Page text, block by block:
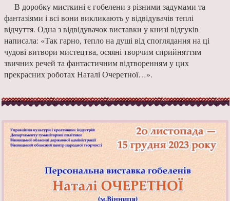
В доробку мисткині є гобелени з різними задумами та
фантазіями і всі вони викликають у відвідувачів теплі
відчуття. Одна з відвідувачок виставки у книзі відгуків
написала: «Так гарно, тепло на душі від споглядання на ці
чудові витвори мистецтва, осяяні творчим сприйняттям
звичних речей та фантастичним відтворенням у цих
прекрасних роботах Наталі Очеретної…».